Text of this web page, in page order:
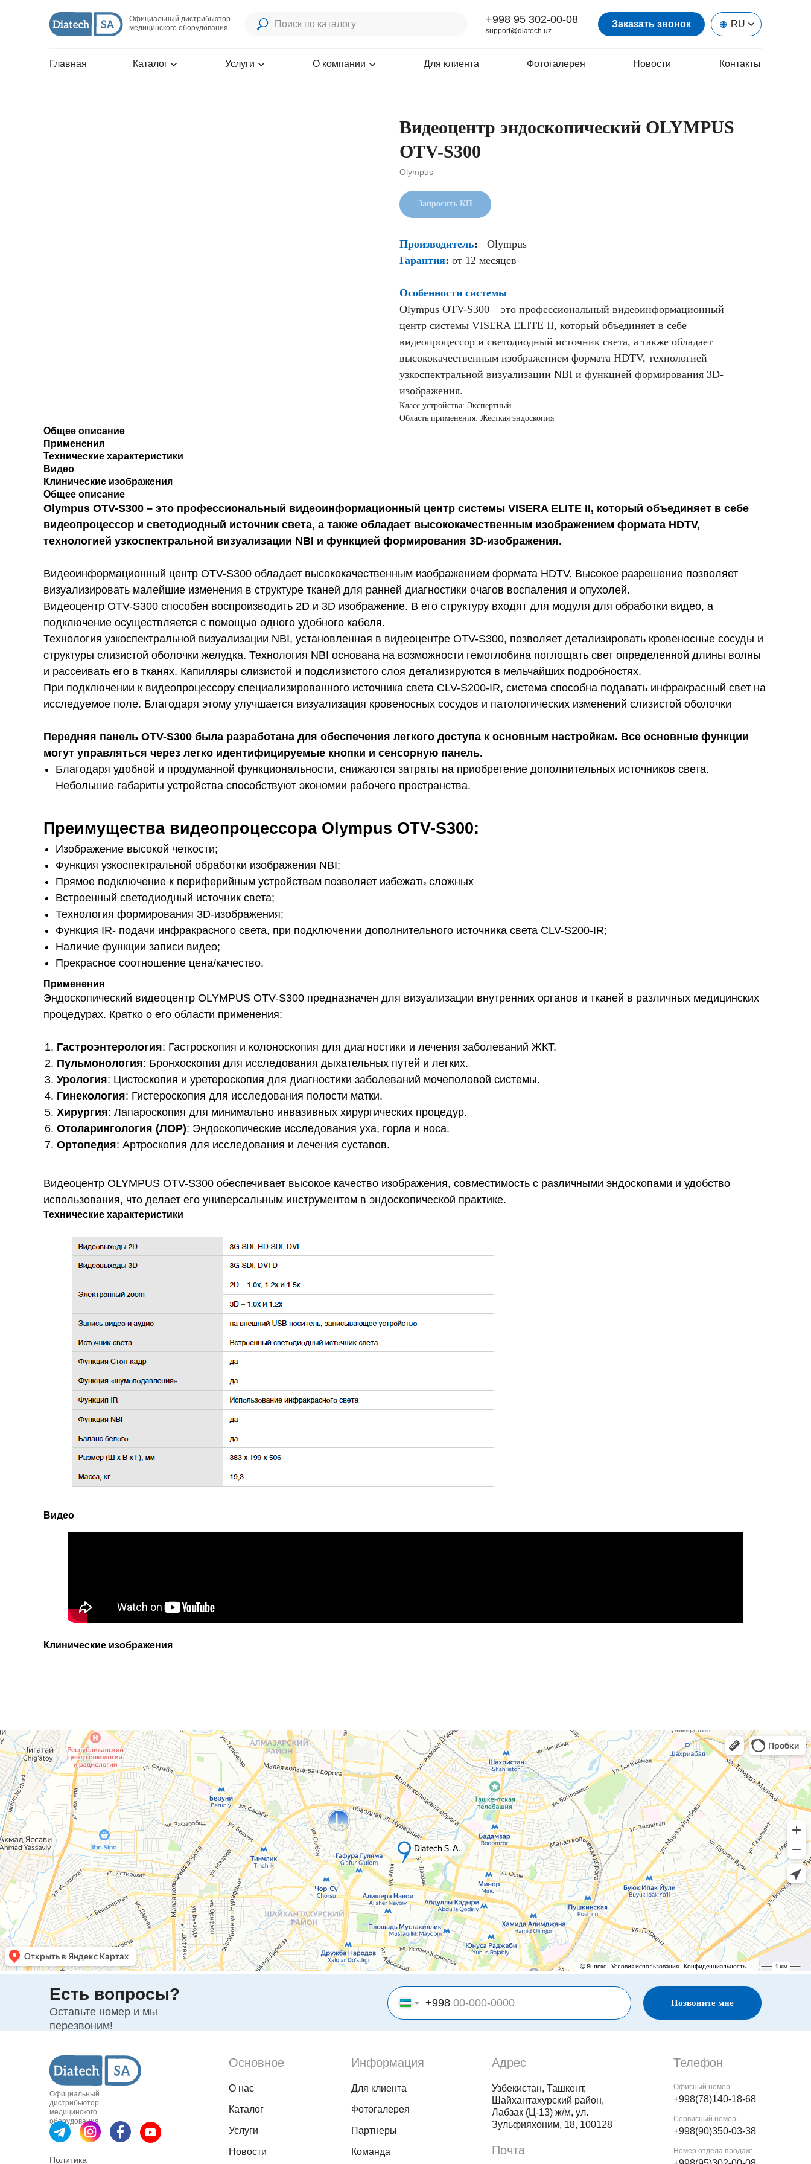
Официальный дистрибьютор
медицинского оборудования
+998 95 302-00-08
support@diatech.uz
Заказать звонок RU
Главная Каталог Услуги О компании Для клиента Фотогалерея Новости Контакты
Видеоцентр эндоскопический OLYMPUS
OTV-S300
Olympus
Запросить КП
Производитель: Olympus
Гарантия: от 12 месяцев
Особенности системы
Olympus OTV-S300 – это профессиональный видеоинформационный
центр системы VISERA ELITE II, который объединяет в себе
видеопроцессор и светодиодный источник света, а также обладает
высококачественным изображением формата HDTV, технологией
узкоспектральной визуализации NBI и функцией формирования 3D-
изображения.
Класс устройства: Экспертный
Область применения: Жесткая эндоскопия
Общее описание
Применения
Технические характеристики
Видео
Клинические изображения
Общее описание
Olympus OTV-S300 – это профессиональный видеоинформационный центр системы VISERA ELITE II, который объединяет в себе
видеопроцессор и светодиодный источник света, а также обладает высококачественным изображением формата HDTV,
технологией узкоспектральной визуализации NBI и функцией формирования 3D-изображения.
Видеоинформационный центр OTV-S300 обладает высококачественным изображением формата HDTV. Высокое разрешение позволяет
визуализировать малейшие изменения в структуре тканей для ранней диагностики очагов воспаления и опухолей.
Видеоцентр OTV-S300 способен воспроизводить 2D и 3D изображение. В его структуру входят для модуля для обработки видео, а
подключение осуществляется с помощью одного удобного кабеля.
Технология узкоспектральной визуализации NBI, установленная в видеоцентре OTV-S300, позволяет детализировать кровеносные сосуды и
структуры слизистой оболочки желудка. Технология NBI основана на возможности гемоглобина поглощать свет определенной длины волны
и рассеивать его в тканях. Капилляры слизистой и подслизистого слоя детализируются в мельчайших подробностях.
При подключении к видеопроцессору специализированного источника света CLV-S200-IR, система способна подавать инфракрасный свет на
исследуемое поле. Благодаря этому улучшается визуализация кровеносных сосудов и патологических изменений слизистой оболочки
Передняя панель OTV-S300 была разработана для обеспечения легкого доступа к основным настройкам. Все основные функции
могут управляться через легко идентифицируемые кнопки и сенсорную панель.
Благодаря удобной и продуманной функциональности, снижаются затраты на приобретение дополнительных источников света.
Небольшие габариты устройства способствуют экономии рабочего пространства.
Преимущества видеопроцессора Olympus OTV-S300:
Изображение высокой четкости;
Функция узкоспектральной обработки изображения NBI;
Прямое подключение к периферийным устройствам позволяет избежать сложных
Встроенный светодиодный источник света;
Технология формирования 3D-изображения;
Функция IR- подачи инфракрасного света, при подключении дополнительного источника света CLV-S200-IR;
Наличие функции записи видео;
Прекрасное соотношение цена/качество.
Применения
Эндоскопический видеоцентр OLYMPUS OTV-S300 предназначен для визуализации внутренних органов и тканей в различных медицинских
процедурах. Кратко о его области применения:
Гастроэнтерология: Гастроскопия и колоноскопия для диагностики и лечения заболеваний ЖКТ.
Пульмонология: Бронхоскопия для исследования дыхательных путей и легких.
Урология: Цистоскопия и уретероскопия для диагностики заболеваний мочеполовой системы.
Гинекология: Гистероскопия для исследования полости матки.
Хирургия: Лапароскопия для минимально инвазивных хирургических процедур.
Отоларингология (ЛОР): Эндоскопические исследования уха, горла и носа.
Ортопедия: Артроскопия для исследования и лечения суставов.
Видеоцентр OLYMPUS OTV-S300 обеспечивает высокое качество изображения, совместимость с различными эндоскопами и удобство
использования, что делает его универсальным инструментом в эндоскопической практике.
Технические характеристики
Видео
Клинические изображения
Есть вопросы?
Оставьте номер и мы
перезвоним!
+998 Позвоните мне
Официальный
дистрибьютор
медицинского
оборудования
Политика
Основное
О нас
Каталог
Услуги
Новости
Информация
Для клиента
Фотогалерея
Партнеры
Команда
Адрес
Узбекистан, Ташкент,
Шайхантахурский район,
Лабзак (Ц-13) ж/м, ул.
Зульфияхоним, 18, 100128
Почта
Телефон
+998(78)140-18-68
Офисный номер:
+998(90)350-03-38
Сервисный номер:
Номер отдела продаж: